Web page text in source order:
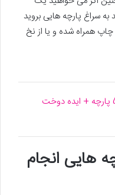
سراغ پارچه هایی بروید
همراه شده و یا از نخ
هایی انجام